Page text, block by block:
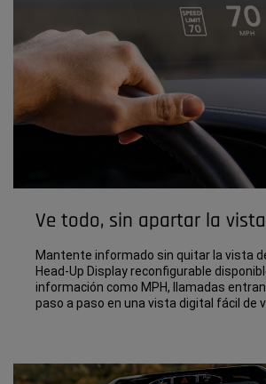
Ve todo, sin apartar la
Mantente informado sin quitar la vista
Head-Up Display reconfigurable
información como MPH, llamadas
paso a paso en una vista digital fácil de